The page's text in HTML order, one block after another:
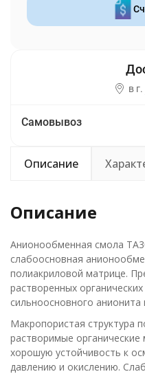
в г.
Самовывоз
Описание
Описание
Анионообменная смола
слабоосновная
полиакриловой матрице.
растворенных
сильноосновного анионита
Макропористая структура
растворимые
хорошую устойчивость к
давлению и окислению.